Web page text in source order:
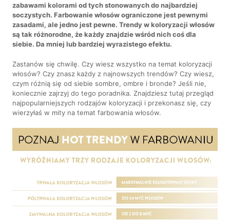
zabawami kolorami od tych stonowanych do najbardziej
soczystych. Farbowanie włosów ograniczone jest pewnymi
zasadami, ale jedno jest pewne. Trendy w koloryzacji włosów
są tak różnorodne, że każdy znajdzie wśród nich coś dla
siebie. Da mniej lub bardziej wyrazistego efektu.
Zastanów się chwilę. Czy wiesz wszystko na temat koloryzacji
włosów? Czy znasz każdy z najnowszych trendów? Czy wiesz,
czym różnią się od siebie sombre, ombre i bronde? Jeśli nie,
koniecznie zajrzyj do tego poradnika. Znajdziesz tutaj przegląd
najpopularniejszych rodzajów koloryzacji i przekonasz się, czy
wierzyłaś w mity na temat farbowania włosów.